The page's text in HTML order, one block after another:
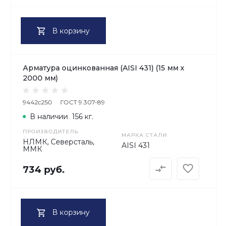
В корзину
Арматура оцинкованная (AISI 431) (15 мм х
2000 мм)
9442c250 ГОСТ 9.307-89
ПРОИЗВОДИТЕЛЬ
НЛМК, Северсталь,
ММК
МАРКА СТАЛИ
AISI 431
В наличии 156 кг.
734 руб.
В корзину